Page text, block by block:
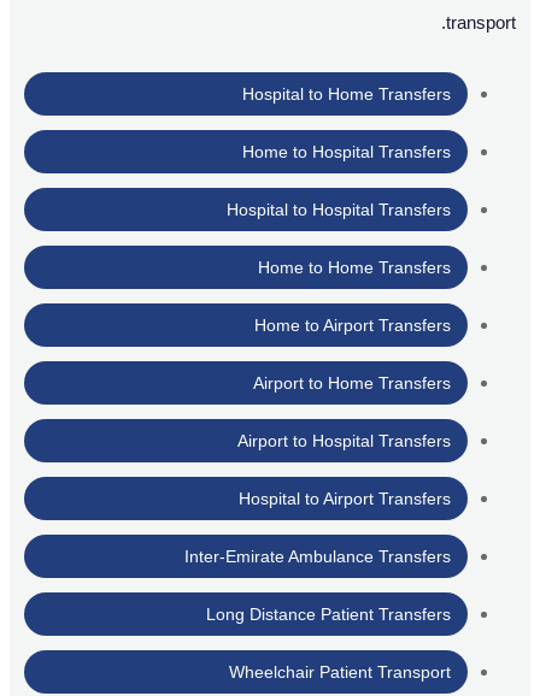
transport.
Hospital to Home Transfers
Home to Hospital Transfers
Hospital to Hospital Transfers
Home to Home Transfers
Home to Airport Transfers
Airport to Home Transfers
Airport to Hospital Transfers
Hospital to Airport Transfers
Inter-Emirate Ambulance Transfers
Long Distance Patient Transfers
Wheelchair Patient Transport